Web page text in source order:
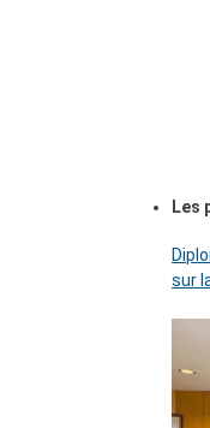
Les
sur